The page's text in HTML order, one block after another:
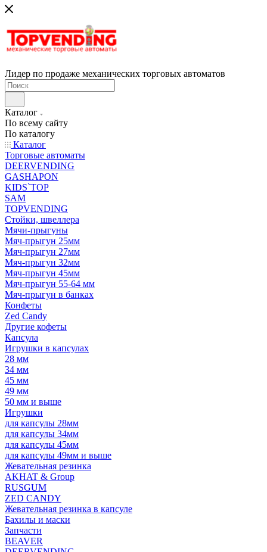
Лидер по продаже механических торговых автоматов
Каталог
По всему сайту
По каталогу
Каталог
Торговые автоматы
DEERVENDING
GASHAPON
KIDS`TOP
SAM
TOPVENDING
Стойки, швеллера
Мячи-прыгуны
Мяч-прыгун 25мм
Мяч-прыгун 27мм
Мяч-прыгун 32мм
Мяч-прыгун 45мм
Мяч-прыгун 55-64 мм
Мяч-прыгун в банках
Конфеты
Zed Candy
Другие кофеты
Капсула
Игрушки в капсулах
28 мм
34 мм
45 мм
49 мм
50 мм и выше
Игрушки
для капсулы 28мм
для капсулы 34мм
для капсулы 45мм
для капсулы 49мм и выше
Жевательная резинка
AKHAT & Group
RUSGUM
ZED CANDY
Жевательная резинка в капсуле
Бахилы и маски
Запчасти
BEAVER